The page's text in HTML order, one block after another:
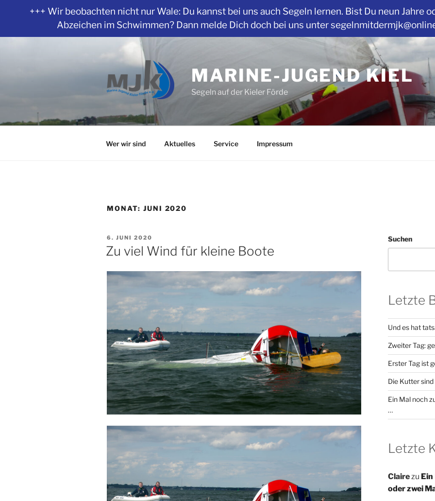
MARINE-JUGEND KIEL
Segeln auf der Kieler Förde
Wer wir sind Aktuelles Service Impressum
MONAT: JUNI 2020
VERÖFFENTLICHT
AM
6. JUNI 2020
Zu viel Wind für kleine Boote
Suchen
Letzte
Und es hat
Zweiter Tag:
Erster Tag ist
Die Kutter
Ein Mal noch
…
Letzte
Clairezu
oder zwei
+++ Wir beobachten nicht nur Wale: Du kannst bei uns auch Segeln lernen. Bist Du neun Jahre
Abzeichen im Schwimmen? Dann melde Dich doch bei uns unter